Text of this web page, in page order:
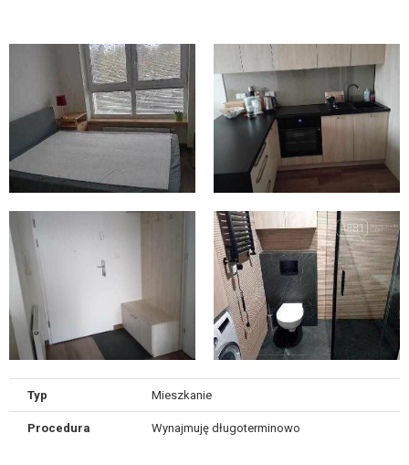
Typ Mieszkanie
Procedura Wynajmuję długoterminowo